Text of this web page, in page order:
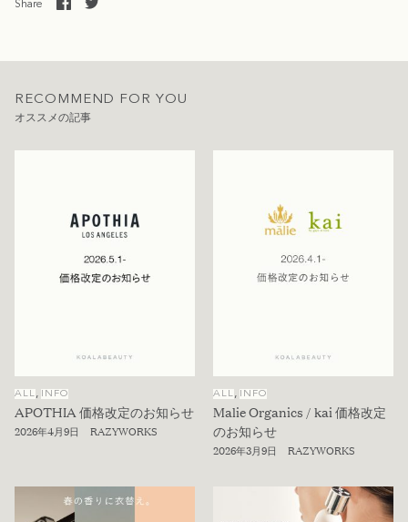
Share
RECOMMEND FOR YOU
オススメの記事
ALL, INFO
APOTHIA 価格改定のお知らせ
2026年4月9日 RAZYWORKS
ALL, INFO
Malie Organics / kai 価格改定
のお知らせ
2026年3月9日 RAZYWORKS